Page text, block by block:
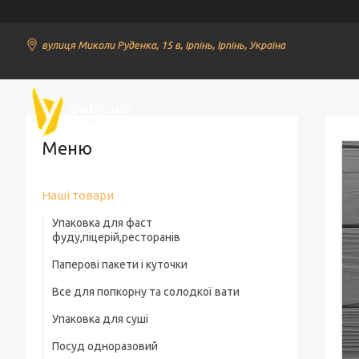
вулиця Миколи Руденка, 15 в, Ірпінь, Ірпінь, Україна
Наші товари
Упаковка для фаст
фуду,піцерій,ресторанів
Упаковка для шаурми
Упаковка для французьких хот-догів
Упаковка для хот догів
Упаковка для бургерів
Паперові пакети і куточки
Пакети паперові з прямокутним дном
ручками
Все для попкорну та солодкої вати
Паперові пакети для попкорну
Коробки для попкорну
Упаковка для суші
Палички для суші та тримачі
Посуд одноразовий